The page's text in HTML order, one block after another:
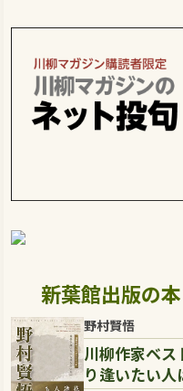
新葉館出版の本
野村賢悟
川柳作家ベ
り逢いたい人